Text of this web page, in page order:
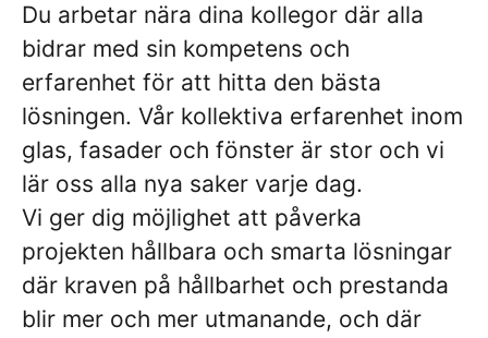
Du arbetar nära dina kollegor där alla
bidrar med sin kompetens och
erfarenhet för att hitta den bästa
lösningen. Vår kollektiva erfarenhet inom
glas, fasader och fönster är stor och vi
lär oss alla nya saker varje dag.
Vi ger dig möjlighet att påverka
projekten hållbara och smarta lösningar
där kraven på hållbarhet och prestanda
blir mer och mer utmanande, och där